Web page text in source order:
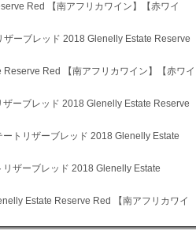
Red 【南アフリカワイン】【赤ワイ
ザーブレッド 2018 Glenelly Estate Reserve
Red 【南アフリカワイン】【赤ワイ
ーブレッド 2018 Glenelly Estate Reserve
ートリザーブレッド 2018 Glenelly Estate
ザーブレッド 2018 Glenelly Estate
Estate Reserve Red 【南アフリカワイ